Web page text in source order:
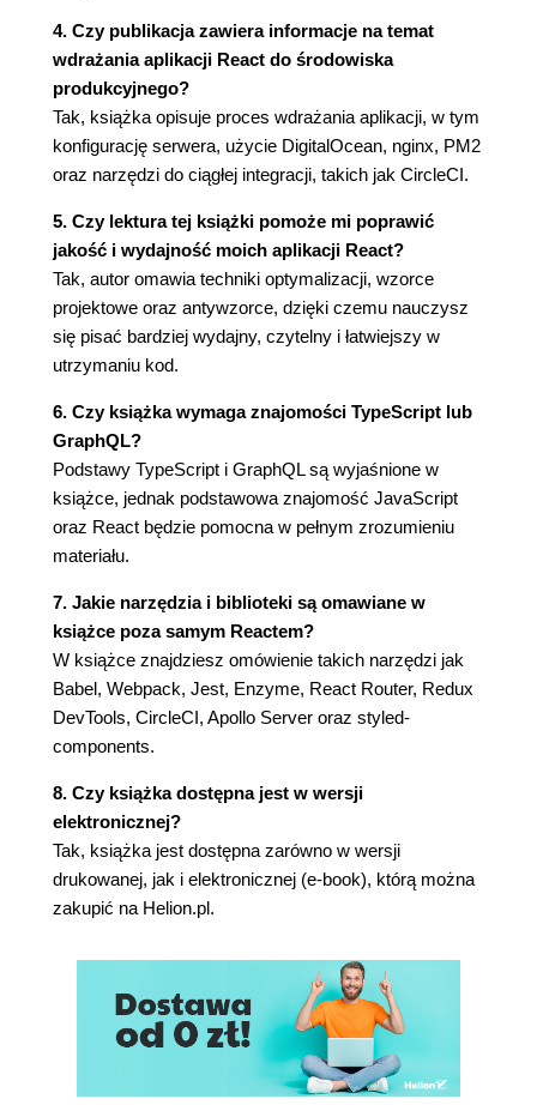
Efekty biblioteki React
Funkcja Hook useEffect
Warunkowe aktywowanie efektu
Funkcje useCallback, useMemo i memo
Zapamiętywanie komponentu za pomocą
funkcji memo
Zapamiętywanie wartości za pomocą funkcji
useMemo
Zapamiętywanie definicji funkcji za pomocą
funkcji useCallback
Zapamiętywanie funkcji przekazanej jako
argument funkcji useEffect
Podsumowanie
Rozdział 4. Przegląd popularnych wzorców
kompozycji
Wymagania techniczne
Zapewnienie komunikacji między komponentami
Zastosowanie własności children
Wzorce kontenerowe i prezentacyjne
Komponenty wyższego rzędu
Komponent FunctionAsChild
Podsumowanie
Rozdział 5. Omówienie języka GraphQL na
przykładzie rzeczywistego projektu
Wymagania techniczne
Instalowanie systemu baz danych PostgreSQL
Najlepsze narzędzia do zarządzania bazą
danych PostgreSQL
Konfigurowanie pliku .env
Tworzenie podstawowego pliku
konfiguracyjnego
Konfigurowanie serwera Apollo Server
Definiowanie typów, zapytań i przekształceń
4. Czy publikacja zawiera informacje na temat
wdrażania aplikacji React do środowiska
produkcyjnego?
Tak, książka opisuje proces wdrażania aplikacji, w tym
konfigurację serwera, użycie DigitalOcean, nginx, PM2
oraz narzędzi do ciągłej integracji, takich jak CircleCI.
5. Czy lektura tej książki pomoże mi poprawić
jakość i wydajność moich aplikacji React?
Tak, autor omawia techniki optymalizacji, wzorce
projektowe oraz antywzorce, dzięki czemu nauczysz
się pisać bardziej wydajny, czytelny i łatwiejszy w
utrzymaniu kod.
6. Czy książka wymaga znajomości TypeScript lub
GraphQL?
Podstawy TypeScript i GraphQL są wyjaśnione w
książce, jednak podstawowa znajomość JavaScript
oraz React będzie pomocna w pełnym zrozumieniu
materiału.
7. Jakie narzędzia i biblioteki są omawiane w
książce poza samym Reactem?
W książce znajdziesz omówienie takich narzędzi jak
Babel, Webpack, Jest, Enzyme, React Router, Redux
DevTools, CircleCI, Apollo Server oraz styled-
components.
8. Czy książka dostępna jest w wersji
elektronicznej?
Tak, książka jest dostępna zarówno w wersji
drukowanej, jak i elektronicznej (e-book), którą można
zakupić na Helion.pl.